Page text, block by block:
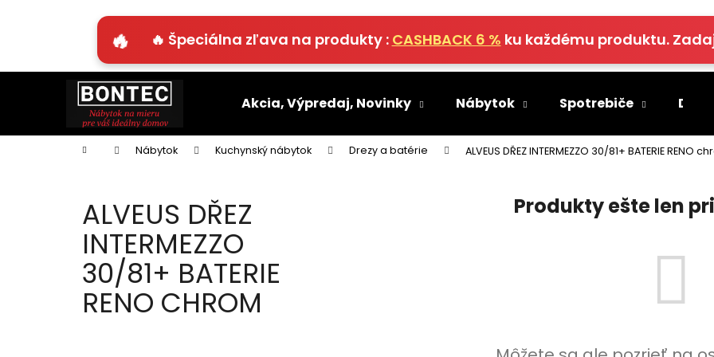
🔥 Špeciálna zľava na produkty : CASHBACK 6 % ku každému produktu.
Akcia, Výpredaj, Novinky Nábytok Spotrebiče
Domov Nábytok Kuchynský nábytok Drezy a batérie ALVEUS DŘEZ INTERMEZZO 30/81+ BATERIE RENO
ALVEUS DŘEZ
INTERMEZZO
30/81+ BATERIE
RENO CHROM
Produkty ešte len
í
obchodu
obchodu
HĽADAŤ
Odporúčame